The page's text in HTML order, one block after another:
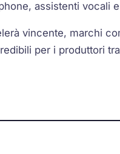
assistenti vocali
vincente, marchi
per i produttori